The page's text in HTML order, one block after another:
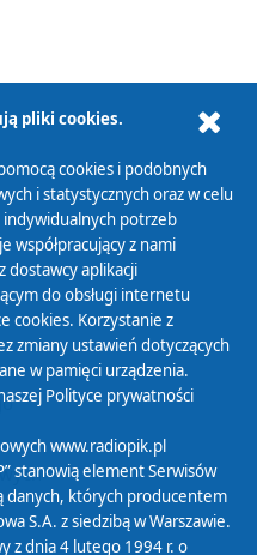
pliki cookies.
cookies i podobnych
i statystycznych oraz w celu
indywidualnych potrzeb
współpracujący z nami
dostawcy aplikacji
do obsługi internetu
cookies. Korzystanie z
zmiany ustawień dotyczących
w pamięci urządzenia.
Polityce prywatności
www.radiopik.pl
stanowią element Serwisów
danych, których producentem
S.A. z siedzibą w Warszawie.
z dnia 4 lutego 1994 r. o